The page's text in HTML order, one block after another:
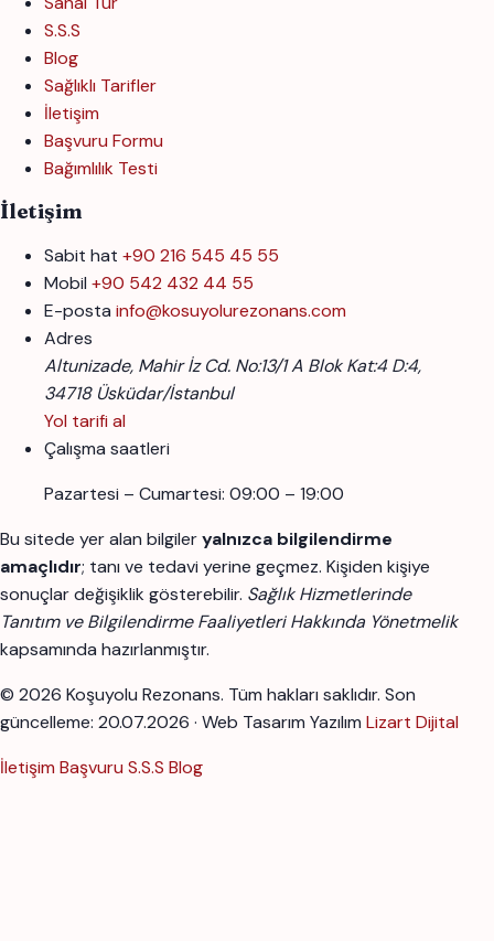
S.S.S
Blog
Sağlıklı Tarifler
İletişim
Başvuru Formu
Bağımlılık Testi
İletişim
Sabit hat +90 216 545 45 55
Mobil +90 542 432 44 55
E-posta info@kosuyolurezonans.com
Adres
Altunizade, Mahir İz Cd. No:13/1 A Blok Kat:4 D:4,
34718 Üsküdar/İstanbul
Yol tarifi al
Çalışma saatleri
Pazartesi – Cumartesi: 09:00 – 19:00
Bu sitede yer alan bilgileryalnızca bilgilendirme
amaçlıdır; tanı ve tedavi yerine geçmez. Kişiden kişiye
sonuçlar değişiklik gösterebilir. Sağlık Hizmetlerinde
Tanıtım ve Bilgilendirme Faaliyetleri Hakkında Yönetmelik
kapsamında hazırlanmıştır.
© 2026 Koşuyolu Rezonans. Tüm hakları saklıdır. Son
güncelleme: 20.07.2026 · Web Tasarım Yazılım Lizart Dijital
İletişim Başvuru S.S.S Blog